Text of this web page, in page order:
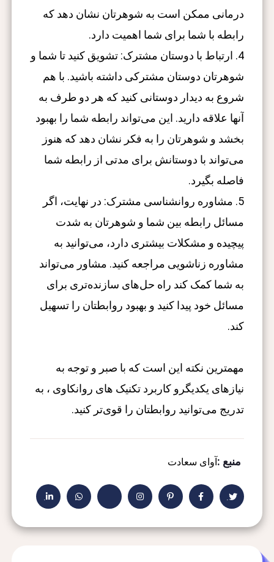
درمانی ممکن است به شوهرتان نشان دهد که
رابطه با شما برای شما اهمیت دارد.
4. ارتباط با دوستان مشترک: تشویق کنید تا شما و
شوهرتان دوستان مشترکی داشته باشید. با هم
شروع به دیدار دوستانی کنید که هر دو طرف به
آنها علاقه دارید. این می‌تواند رابطه شما را بهبود
بخشد و شوهرتان را به فکر نشان دهد که هنوز
می‌تواند با دوستانش برای مدتی از رابطه شما
فاصله بگیرد.
5. مشاوره روانشناسی مشترک: در نهایت، اگر
مسائل رابطه بین شما و شوهرتان به شدت
پیچیده و مشکلات بیشتری دارد، می‌توانید به
مشاوره زناشویی مراجعه کنید. مشاور می‌تواند
به شما کمک کند راه حل‌های سازنده‌تری برای
مسائل خود پیدا کنید و بهبود روابطتان را تسهیل
کند.
مهمترین نکته این است که با صبر و توجه به
نیازهای یکدیگرو کاربرد تکنیک های روانکاوی ، به
تدریج می‌توانید روابطتان را قوی‌تر کنید.
منبع :آوای سعادت